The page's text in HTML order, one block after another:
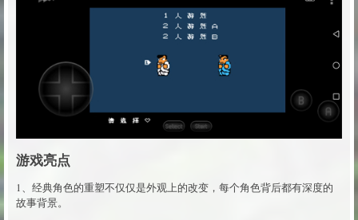
游戏亮点
1、经典角色的重塑不仅仅是外观上的改变，每个角色背后都有深度的
故事背景。